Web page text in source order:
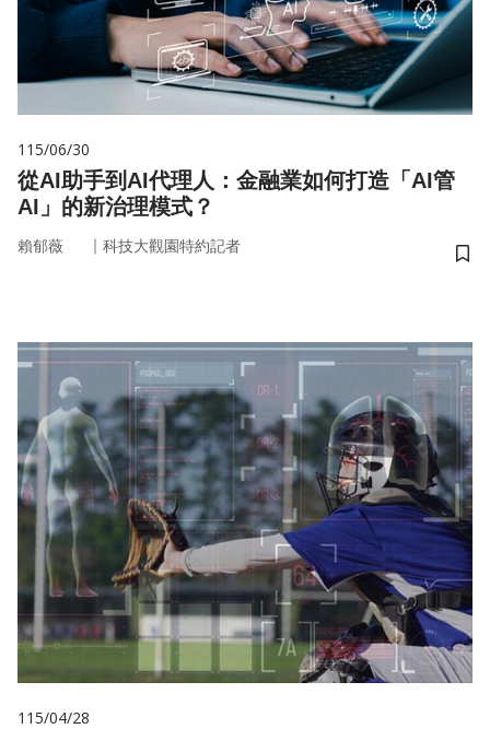
115/06/30
從AI助手到AI代理人：金融業如何打造「AI管
AI」的新治理模式？
賴郁薇 ｜ 科技大觀園特約記者
儲
115/04/28